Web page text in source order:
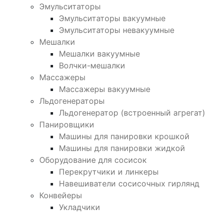
Эмульситаторы
Эмульситаторы вакуумные
Эмульситаторы невакуумные
Мешалки
Мешалки вакуумные
Волчки-мешалки
Массажеры
Массажеры вакуумные
Льдогенераторы
Льдогенератор (встроенный агрегат)
Панировщики
Машины для панировки крошкой
Машины для панировки жидкой
Оборудование для сосисок
Перекрутчики и линкеры
Навешиватели сосисочных гирлянд
Конвейеры
Укладчики